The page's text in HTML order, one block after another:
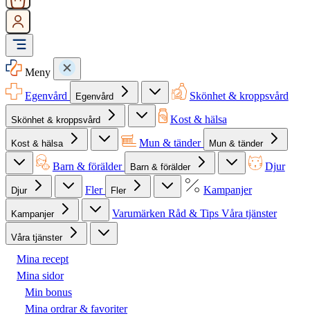
Meny
Egenvård
Egenvård Skönhet & kroppsvård
Skönhet & kroppsvård Kost & hälsa
Kost & hälsa Mun & tänder Mun & tänder
Barn & förälder Barn & förälder Djur
Djur Fler Fler Kampanjer
Kampanjer Varumärken Råd & Tips Våra tjänster
Våra tjänster
Mina recept
Mina sidor
Min bonus
Mina ordrar & favoriter